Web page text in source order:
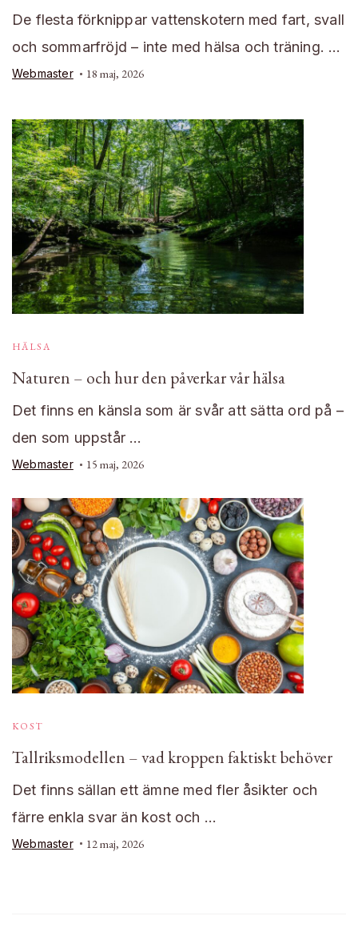
De flesta förknippar vattenskotern med fart, svall
och sommarfröjd – inte med hälsa och träning. …
Webmaster 18 maj, 2026
HÄLSA
Naturen – och hur den påverkar vår hälsa
Det finns en känsla som är svår att sätta ord på –
den som uppstår …
Webmaster 15 maj, 2026
KOST
Tallriksmodellen – vad kroppen faktiskt behöver
Det finns sällan ett ämne med fler åsikter och
färre enkla svar än kost och …
Webmaster 12 maj, 2026